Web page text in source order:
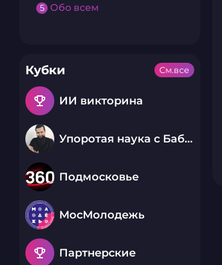
5 Обо всем
Кубки
emoji_events ИИ викторина
Упоротая наука с Бабаем Лютым
Подмосковье
МосМолодежь
emoji_events Партнерские
См.все